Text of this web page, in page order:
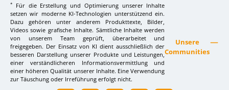
*
Für die Erstellung und Optimierung unserer Inhalte
setzen wir moderne KI-Technologien unterstützend ein.
Dazu gehören unter anderem Produkttexte, Bilder,
Videos sowie grafische Inhalte. Sämtliche Inhalte werden
von unserem Team geprüft, überarbeitet und
freigegeben. Der Einsatz von KI dient ausschließlich der
besseren Darstellung unserer Produkte und Leistungen,
einer verständlicheren Informationsvermittlung und
einer höheren Qualität unserer Inhalte. Eine Verwendung
zur Täuschung oder Irreführung erfolgt nicht.
Unsere
Communities